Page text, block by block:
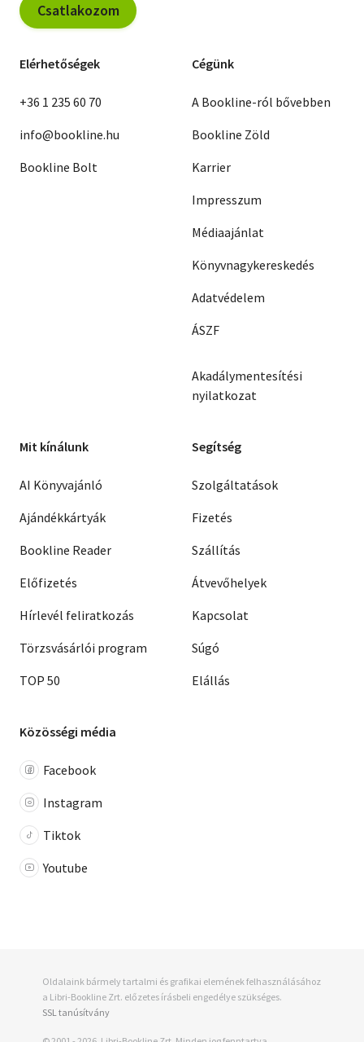
Csatlakozom
Elérhetőségek
+36 1 235 60 70
info@bookline.hu
Bookline Bolt
Cégünk
A Bookline-ról bővebben
Bookline Zöld
Karrier
Impresszum
Médiaajánlat
Könyvnagykereskedés
Adatvédelem
ÁSZF
Akadálymentesítési
nyilatkozat
Mit kínálunk
AI Könyvajánló
Ajándékkártyák
Bookline Reader
Előfizetés
Hírlevél feliratkozás
Törzsvásárlói program
TOP 50
Segítség
Szolgáltatások
Fizetés
Szállítás
Átvevőhelyek
Kapcsolat
Súgó
Elállás
Közösségi média
Facebook
Instagram
Tiktok
Youtube
Oldalaink bármely tartalmi és grafikai elemének felhasználásához
a Libri-Bookline Zrt. előzetes írásbeli engedélye szükséges.
SSL tanúsítvány